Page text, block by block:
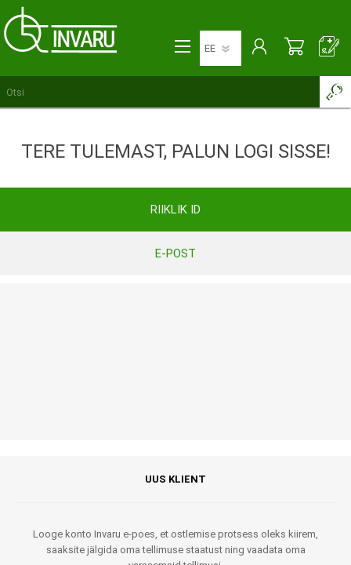
TERE TULEMAST, PALUN LOGI SISSE!
RIIKLIK ID
E-POST
UUS KLIENT
Looge konto Invaru e-poes, et ostlemise protsess oleks kiirem,
saaksite jälgida oma tellimuse staatust ning vaadata oma